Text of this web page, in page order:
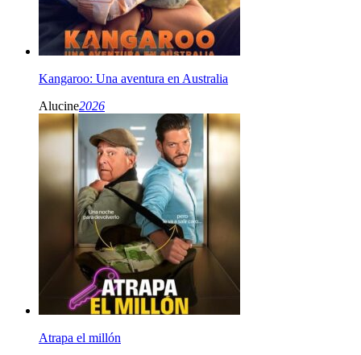
Kangaroo: Una aventura en Australia
Alucine2026
Atrapa el millón